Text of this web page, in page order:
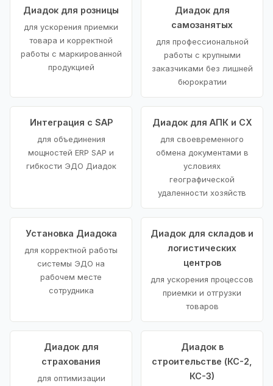
Диадок для розницы
для ускорения приемки
товара и корректной
работы с маркированной
продукцией
Диадок для
самозанятых
для профессиональной
работы с крупными
заказчиками без лишней
бюрократии
Интеграция с SAP
для объединения
мощностей ERP SAP и
гибкости ЭДО Диадок
Диадок для АПК и СХ
для своевременного
обмена документами в
условиях
географической
удаленности хозяйств
Установка Диадока
для корректной работы
системы ЭДО на
рабочем месте
сотрудника
Диадок для складов и
логистических
центров
для ускорения процессов
приемки и отгрузки
товаров
Диадок для
страхования
для оптимизации
Диадок в
строительстве (КС-2,
КС-3)